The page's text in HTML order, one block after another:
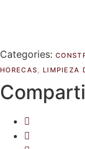
Categories:
HORECAS, LIMPIEZA